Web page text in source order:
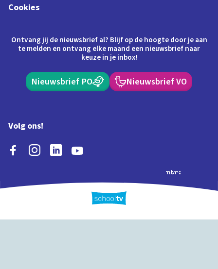
Cookies
Ontvang jij de nieuwsbrief al? Blijf op de hoogte door je aan
te melden en ontvang elke maand een nieuwsbrief naar
keuze in je inbox!
Nieuwsbrief PO Nieuwsbrief VO
Volg ons!